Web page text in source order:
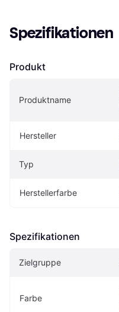
Spezifikationen
Produkt
Produktname
Hersteller
Typ
Herstellerfarbe
Spezifikationen
Zielgruppe
Farbe